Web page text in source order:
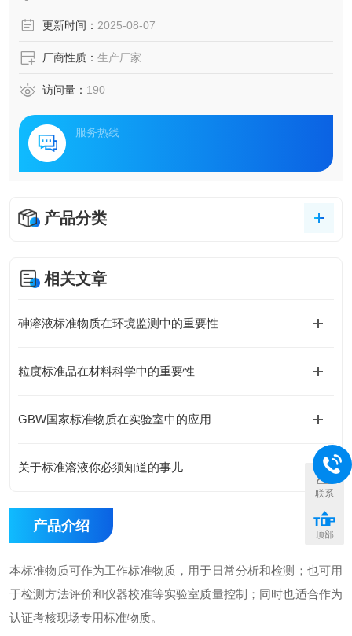
更新时间： 2025-08-07
厂商性质： 生产厂家
访问量： 190
服务热线
产品分类
相关文章
砷溶液标准物质在环境监测中的重要性
粒度标准品在材料科学中的重要性
GBW国家标准物质在实验室中的应用
关于标准溶液你必须知道的事儿
产品介绍
本标准物质可作为工作标准物质，用于日常分析和检测；也可用
于检测方法评价和仪器校准等实验室质量控制；同时也适合作为
认证考核现场专用标准物质。
联系
顶部